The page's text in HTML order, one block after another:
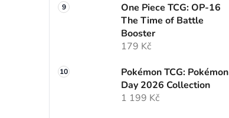
One Piece TCG: OP-16
The Time of Battle
Booster
179 Kč
Pokémon TCG: Pokémon
Day 2026 Collection
1 199 Kč